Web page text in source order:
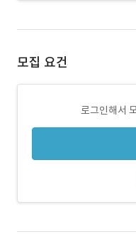
모집 요건
로그인해서